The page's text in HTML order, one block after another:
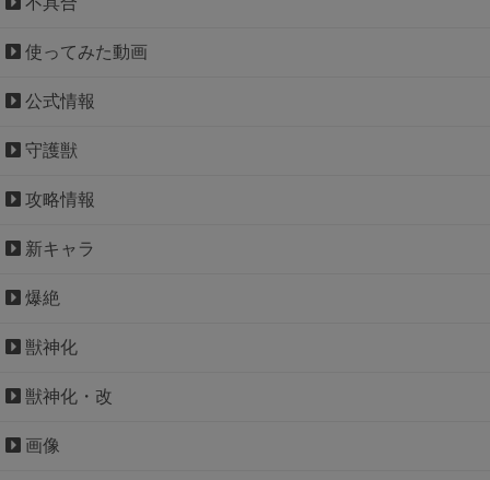
使ってみた動画
公式情報
守護獣
攻略情報
新キャラ
爆絶
獣神化
獣神化・改
画像